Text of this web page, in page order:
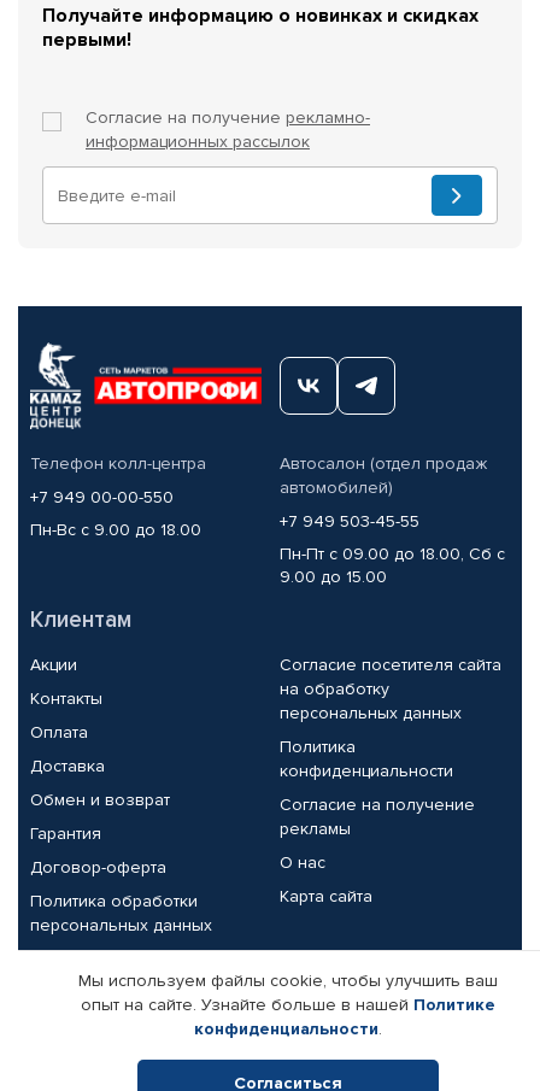
Получайте информацию о новинках и скидках
первыми!
Согласие на получение рекламно-
информационных рассылок
Телефон колл-центра
+7 949 00-00-550
Пн-Вс с 9.00 до 18.00
Автосалон (отдел продаж
автомобилей)
+7 949 503-45-55
Пн-Пт с 09.00 до 18.00, Сб с
9.00 до 15.00
Клиентам
Акции
Контакты
Оплата
Доставка
Обмен и возврат
Гарантия
Договор-оферта
Политика обработки
персональных данных
Согласие посетителя сайта
на обработку
персональных данных
Политика
конфиденциальности
Согласие на получение
рекламы
О нас
Карта сайта
Партнерам
Корпоративным клиентам
Поставщикам
Реквизиты компании
Мы используем файлы cookie, чтобы улучшить ваш
опыт на сайте. Узнайте больше в нашей Политике
конфиденциальности.
Согласиться